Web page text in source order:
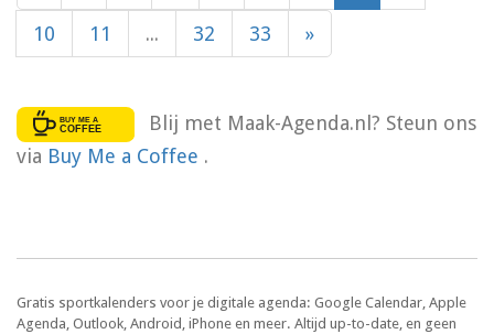
10 11 ... 32 33 »
Blij met Maak-Agenda.nl? Steun ons
via Buy Me a Coffee .
Gratis sportkalenders voor je digitale agenda: Google Calendar, Apple
Agenda, Outlook, Android, iPhone en meer. Altijd up-to-date, en geen